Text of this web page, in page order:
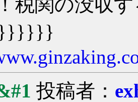
}}}}}}
投稿者：